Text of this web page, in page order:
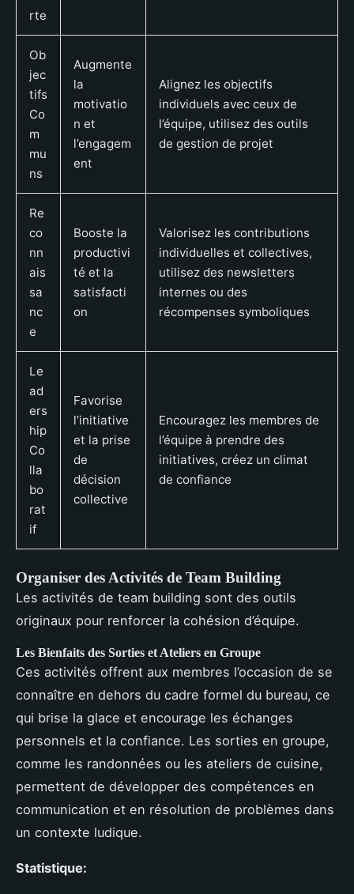
rte
Ob
jec
tifs
Co
m
mu
ns
Augmente
la
motivatio
n et
l’engagem
ent
Alignez les objectifs
individuels avec ceux de
l’équipe, utilisez des outils
de gestion de projet
Re
co
nn
ais
sa
nc
e
Booste la
productivi
té et la
satisfacti
on
Valorisez les contributions
individuelles et collectives,
utilisez des newsletters
internes ou des
récompenses symboliques
Le
ad
ers
hip
Co
lla
bo
rat
if
Favorise
l’initiative
et la prise
de
décision
collective
Encouragez les membres de
l’équipe à prendre des
initiatives, créez un climat
de confiance
Organiser des Activités de Team Building
Les activités de team building sont des outils
originaux pour renforcer la cohésion d’équipe.
Les Bienfaits des Sorties et Ateliers en Groupe
Ces activités offrent aux membres l’occasion de se
connaître en dehors du cadre formel du bureau, ce
qui brise la glace et encourage les échanges
personnels et la confiance. Les sorties en groupe,
comme les randonnées ou les ateliers de cuisine,
permettent de développer des compétences en
communication et en résolution de problèmes dans
un contexte ludique.
Statistique: